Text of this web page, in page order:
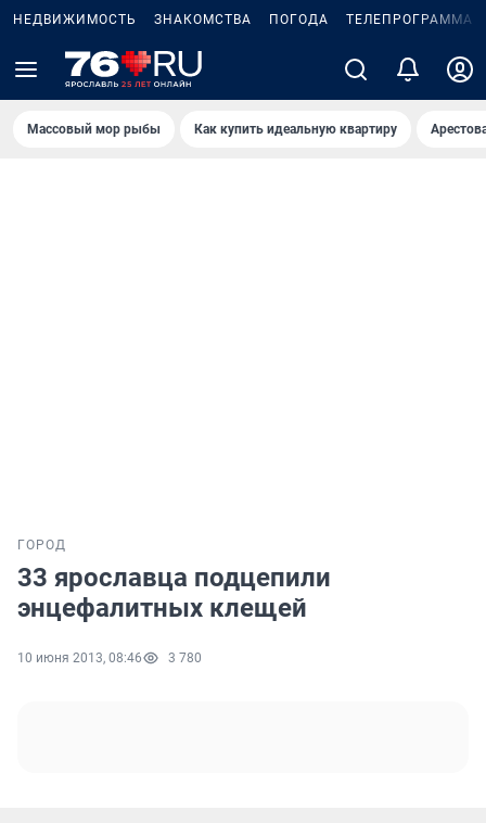
НЕДВИЖИМОСТЬ ЗНАКОМСТВА ПОГОДА ТЕЛЕПРОГРАММА
Массовый мор рыбы Как купить идеальную квартиру
ГОРОД
33 ярославца подцепили
энцефалитных клещей
10 июня 2013, 08:46 3 780